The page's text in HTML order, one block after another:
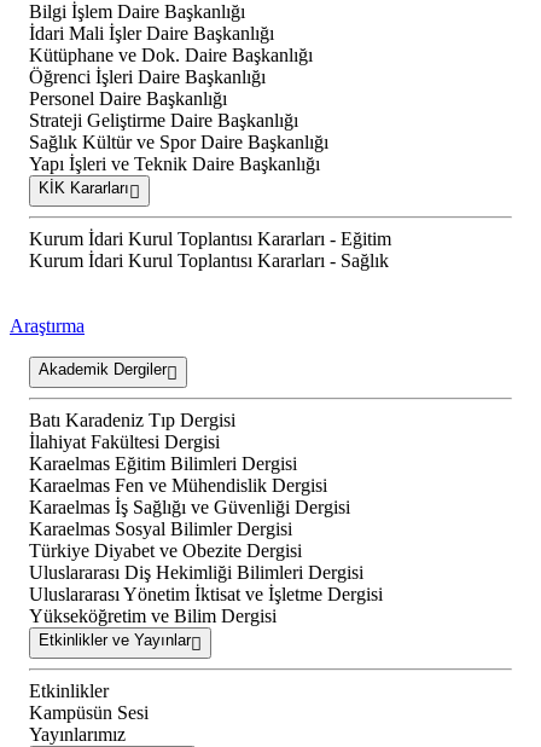
Bilgi İşlem Daire Başkanlığı
İdari Mali İşler Daire Başkanlığı
Kütüphane ve Dok. Daire Başkanlığı
Öğrenci İşleri Daire Başkanlığı
Personel Daire Başkanlığı
Strateji Geliştirme Daire Başkanlığı
Sağlık Kültür ve Spor Daire Başkanlığı
Yapı İşleri ve Teknik Daire Başkanlığı
KİK Kararları
Kurum İdari Kurul Toplantısı Kararları - Eğitim
Kurum İdari Kurul Toplantısı Kararları - Sağlık
Araştırma
Akademik Dergiler
Batı Karadeniz Tıp Dergisi
İlahiyat Fakültesi Dergisi
Karaelmas Eğitim Bilimleri Dergisi
Karaelmas Fen ve Mühendislik Dergisi
Karaelmas İş Sağlığı ve Güvenliği Dergisi
Karaelmas Sosyal Bilimler Dergisi
Türkiye Diyabet ve Obezite Dergisi
Uluslararası Diş Hekimliği Bilimleri Dergisi
Uluslararası Yönetim İktisat ve İşletme Dergisi
Yükseköğretim ve Bilim Dergisi
Etkinlikler ve Yayınlar
Etkinlikler
Kampüsün Sesi
Yayınlarımız